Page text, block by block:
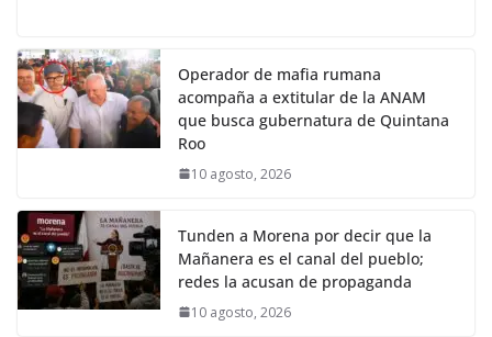
Operador de mafia rumana
acompaña a extitular de la ANAM
que busca gubernatura de Quintana
Roo
10 agosto, 2026
Tunden a Morena por decir que la
Mañanera es el canal del pueblo;
redes la acusan de propaganda
10 agosto, 2026